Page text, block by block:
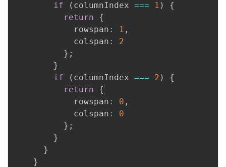
if ( columnIndex === 1 )
{
return
{
            rowspan
: 1 ,
            colspan
:
2
} ;
}
if
( columnIndex === 2 )
{
return
{
            rowspan
: 0 ,
            colspan
:
0
} ;
}
}
}